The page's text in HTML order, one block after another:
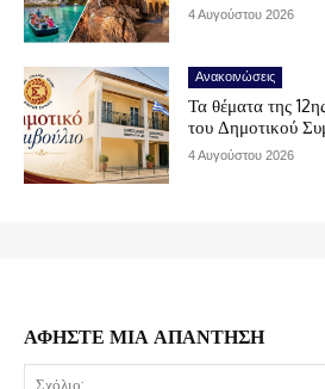
4 Αυγούστου 2026
Ανακοινώσεις
Τα θέματα της
του Δημοτικού
4 Αυγούστου 2026
ΑΦΗΣΤΕ ΜΙΑ ΑΠΑΝΤΗΣΗ